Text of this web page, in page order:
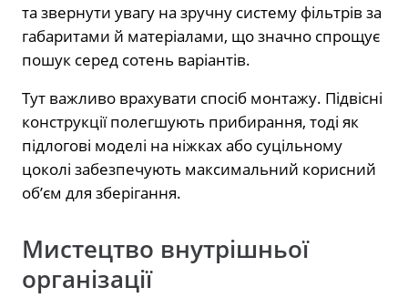
та звернути увагу на зручну систему фільтрів за
габаритами й матеріалами, що значно спрощує
пошук серед сотень варіантів.
Тут важливо врахувати спосіб монтажу. Підвісні
конструкції полегшують прибирання, тоді як
підлогові моделі на ніжках або суцільному
цоколі забезпечують максимальний корисний
об’єм для зберігання.
Мистецтво внутрішньої
організації